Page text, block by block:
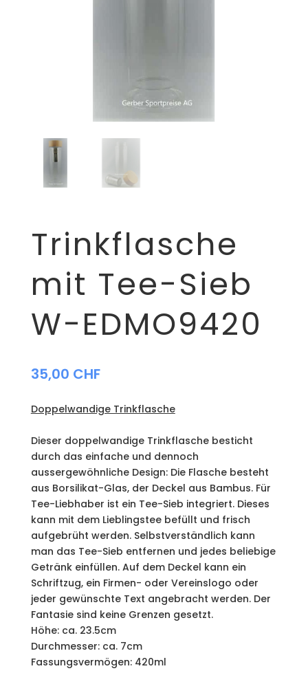
Trinkflasche
mit Tee-Sieb
W-EDMO9420
35,00 CHF
Doppelwandige Trinkflasche
Dieser doppelwandige Trinkflasche besticht
durch das einfache und dennoch
aussergewöhnliche Design: Die Flasche besteht
aus Borsilikat-Glas, der Deckel aus Bambus. Für
Tee-Liebhaber ist ein Tee-Sieb integriert. Dieses
kann mit dem Lieblingstee befüllt und frisch
aufgebrüht werden. Selbstverständlich kann
man das Tee-Sieb entfernen und jedes beliebige
Getränk einfüllen. Auf dem Deckel kann ein
Schriftzug, ein Firmen- oder Vereinslogo oder
jeder gewünschte Text angebracht werden. Der
Fantasie sind keine Grenzen gesetzt.
Höhe: ca. 23.5cm
Durchmesser: ca. 7cm
Fassungsvermögen: 420ml